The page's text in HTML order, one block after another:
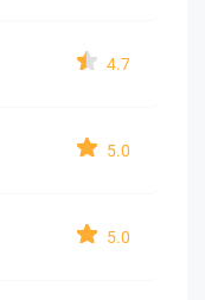
4.7
5.0
5.0